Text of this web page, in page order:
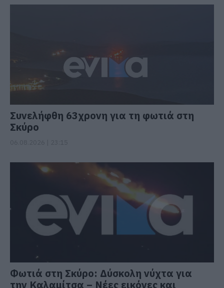
Συνελήφθη 63χρονη για τη φωτιά στη
Σκύρο
Φωτιά στη Σκύρο: Δύσκολη νύχτα για
την Καλαμίτσα – Νέες εικόνες και